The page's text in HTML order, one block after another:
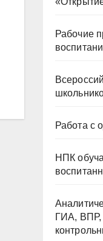
Рабочие
Работа с
НПК
ГИА, ВПР,